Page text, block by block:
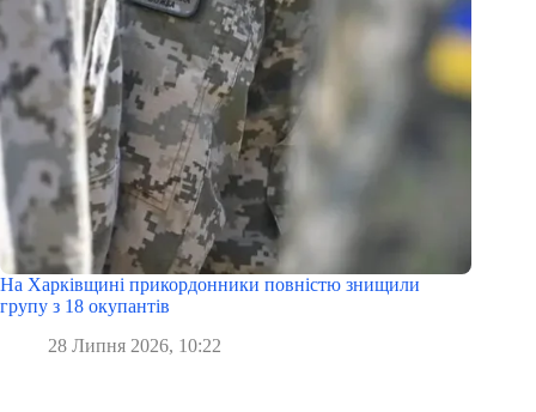
На Харківщині прикордонники повністю знищили
групу з 18 окупантів
28 Липня 2026, 10:22